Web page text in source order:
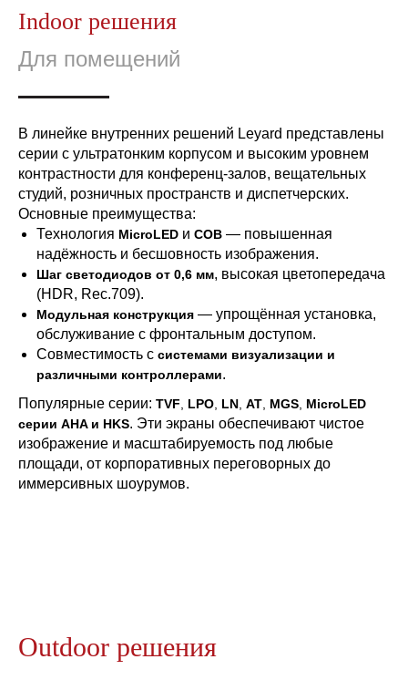
Indoor решения
Для помещений
В линейке внутренних решений Leyard представлены
серии с ультратонким корпусом и высоким уровнем
контрастности для конференц-залов, вещательных
студий, розничных пространств и диспетчерских.
Основные преимущества:
Технология MicroLED и COB — повышенная
надёжность и бесшовность изображения.
Шаг светодиодов от 0,6 мм, высокая цветопередача
(HDR, Rec.709).
Модульная конструкция — упрощённая установка,
обслуживание с фронтальным доступом.
Совместимость с системами визуализации и
различными контроллерами.
Популярные серии: TVF, LPO, LN, AT, MGS, MicroLED
серии AHA и HKS. Эти экраны обеспечивают чистое
изображение и масштабируемость под любые
площади, от корпоративных переговорных до
иммерсивных шоурумов.
Outdoor решения